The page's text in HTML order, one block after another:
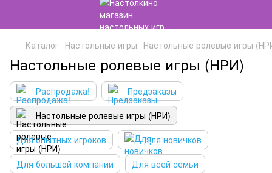
Каталог Настольные игры Настольные ролевые игры
Настольные ролевые игры (НРИ)
Распродажа!
Предзаказы
Настольные ролевые игры (НРИ)
Для опытных игроков
Для новичков
Для большой компании
Для всей семьи